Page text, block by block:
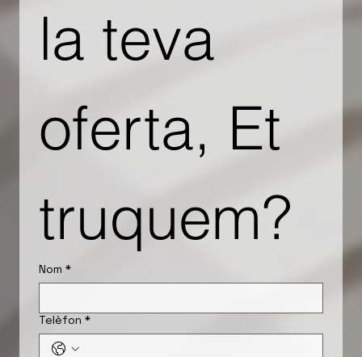
la teva
oferta, Et
truquem?
Nom *
Telèfon *